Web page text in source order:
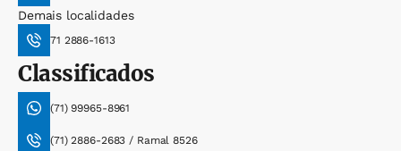
Demais localidades
71 2886-1613
Classificados
(71) 99965-8961
(71) 2886-2683 / Ramal 8526